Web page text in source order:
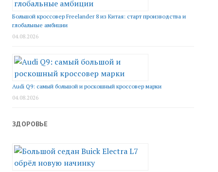
Большой кроссовер Freelander 8 из Китая: старт производства и
глобальные амбиции
04.08.2026
Audi Q9: самый большой и роскошный кроссовер марки
04.08.2026
ЗДОРОВЬЕ